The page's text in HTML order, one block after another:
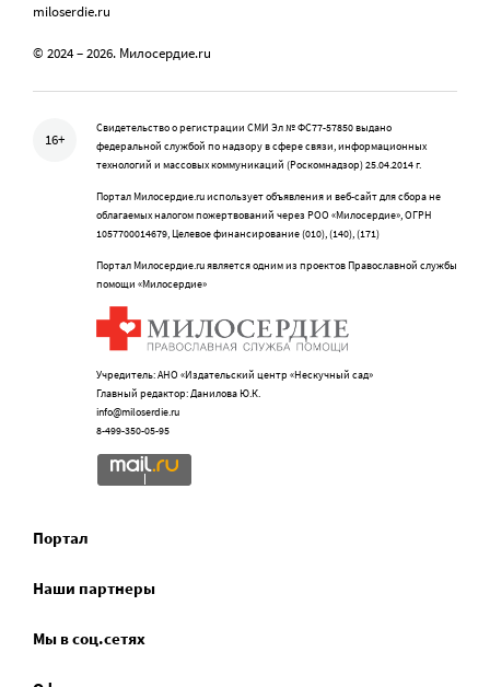
miloserdie.ru
© 2024 – 2026. Милосердие.ru
16+
Свидетельство о регистрации СМИ Эл № ФС77-57850 выдано
федеральной службой по надзору в сфере связи, информационных
технологий и массовых коммуникаций (Роскомнадзор) 25.04.2014 г.
Портал Милосердие.ru использует объявления и веб-сайт для сбора не
облагаемых налогом пожертвований через РОО «Милосердие», ОГРН
1057700014679, Целевое финансирование (010), (140), (171)
Портал Милосердие.ru является одним из проектов Православной службы
помощи «Милосердие»
Учредитель: АНО «Издательский центр «Нескучный сад»
Главный редактор: Данилова Ю.К.
info@miloserdie.ru
8-499-350-05-95
Портал
Наши партнеры
Мы в соц.сетях